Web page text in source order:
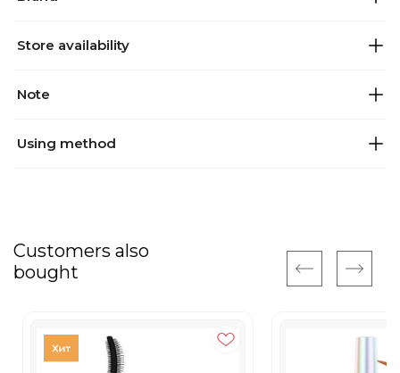
Store availability
Note
Using method
Customers also
bought